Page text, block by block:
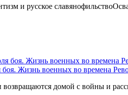
и русское
боя. Жизнь военных во времена
домой с войны и